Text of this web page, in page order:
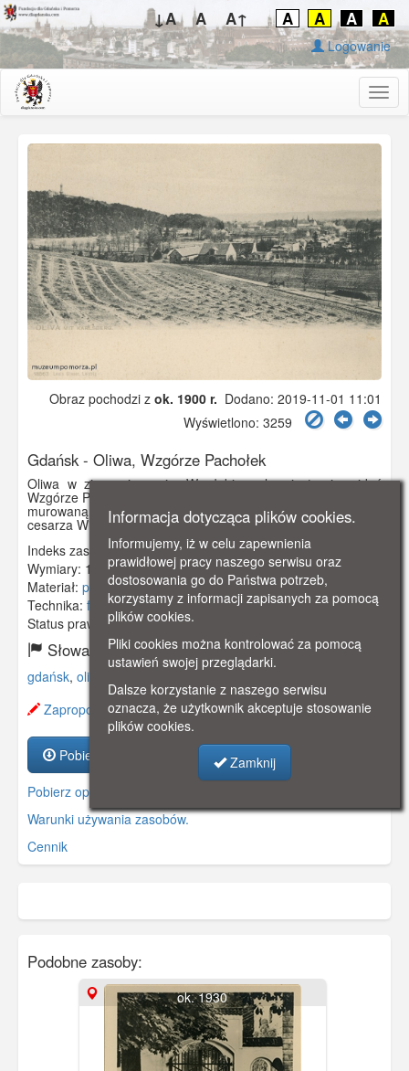
↓A A A↑ A A A A
Logowanie
Obraz pochodzi z ok. 1900 r. Dodano: 2019-11-01 11:01
Wyświetlono: 3259
Gdańsk - Oliwa, Wzgórze Pachołek
Oliwa w zimowej szacie. W głębi po lewej stronie widać
Wzgórze Pachołek (100, 8 m wysokości) z charakterystyczną
murowaną, neogotycką wieżą widokową ufundowaną przez
cesarza Wilhelma I w 1882 r.
Indeks zasobu:GSP01297
Wymiary: 138 x 86 mm
Materiał: pocztówka
Technika: fotografia czarno-biała
Status prawny:Użycie Niekomercyjne
Słowa kluczowe:
gdańsk, oliwa
Zaproponuj zmianę opisu.
Pobierz zasób
Pobierz opis
Warunki używania zasobów.
Cennik
Podobne zasoby:
ok. 1930
Informacja dotycząca plików cookies.
Informujemy, iż w celu zapewnienia
prawidłowej pracy naszego serwisu oraz
dostosowania go do Państwa potrzeb,
korzystamy z informacji zapisanych za pomocą
plików cookies.
Pliki cookies można kontrolować za pomocą
ustawień swojej przeglądarki.
Dalsze korzystanie z naszego serwisu
oznacza, że użytkownik akceptuje stosowanie
plików cookies.
Zamknij